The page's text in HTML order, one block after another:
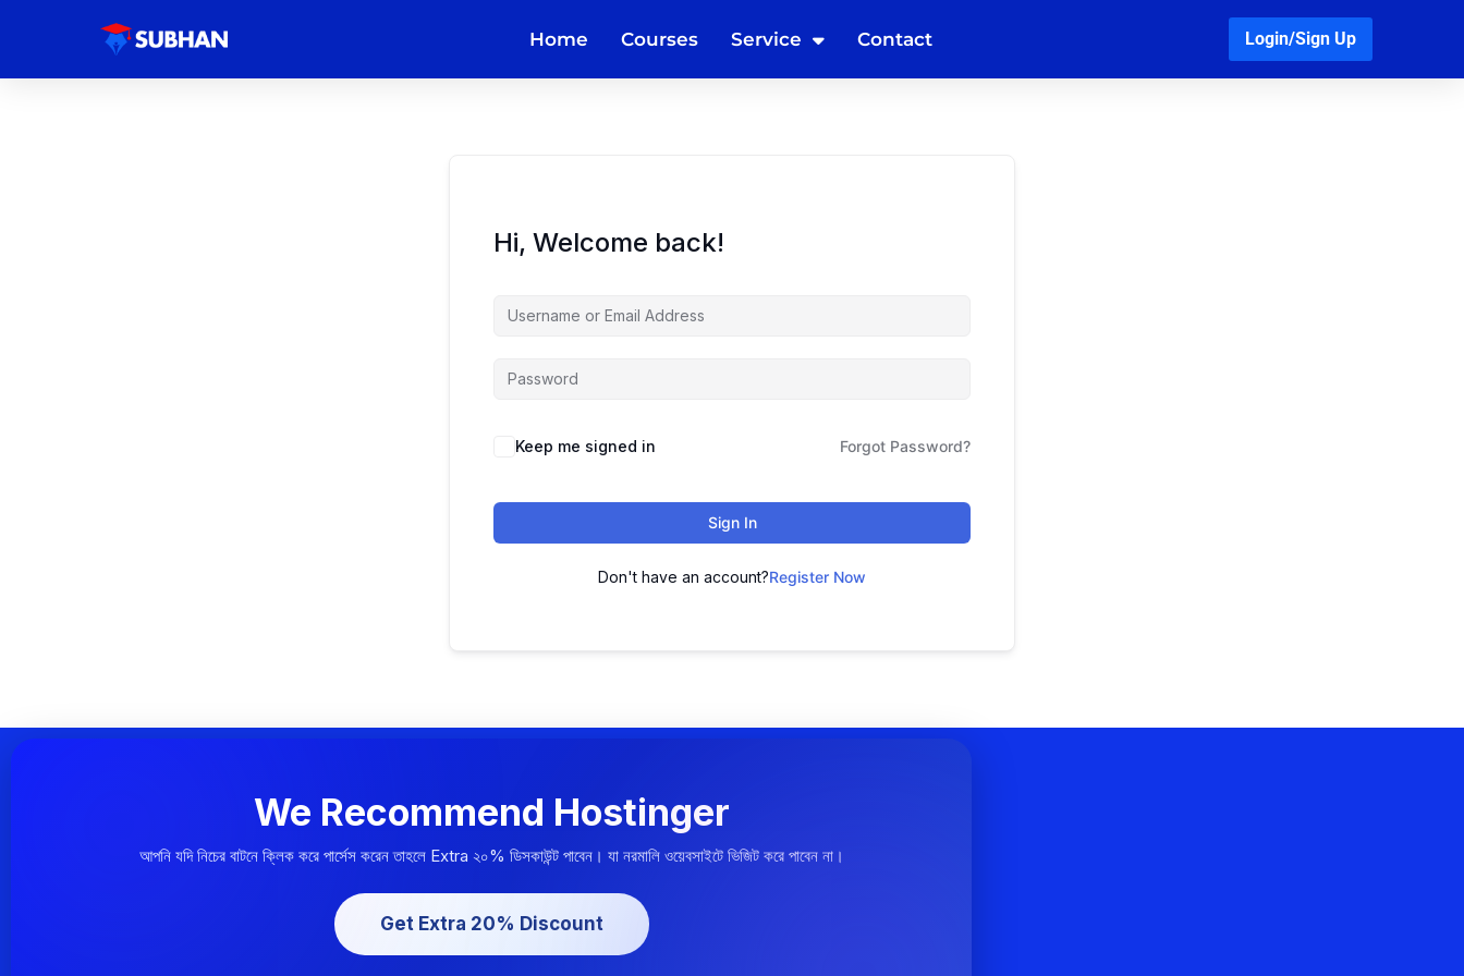
Home Courses Service Contact Login/Sign Up
Hi, Welcome back!
Keep me signed in Forgot Password?
Sign In
Don't have an account?Register Now
We Recommend Hostinger
আপনি যদি নিচের বাটনে ক্লিক করে পার্সেস করেন তাহলে Extra ২০% ডিসকাউন্ট পাবেন। যা নরমালি ওয়েবসাইটে ভিজিট করে পাবেন না।
Get Extra 20% Discount